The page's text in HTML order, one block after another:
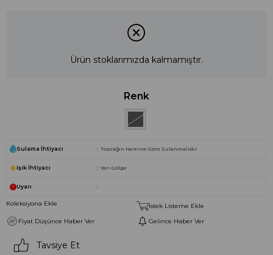
Ürün stoklarımızda kalmamıştır.
Renk
Sulama İhtiyacı Toprağın Nemine Göre Sulanmalıdır
Işık İhtiyacı Yarı Gölge
Uyarı
Koleksiyona Ekle
İstek Listeme Ekle
Fiyat Düşünce Haber Ver
Gelince Haber Ver
Tavsiye Et